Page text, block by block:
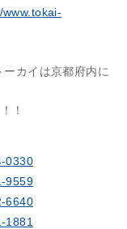
カイは京都府内に
！
0330
9559
6640
1881